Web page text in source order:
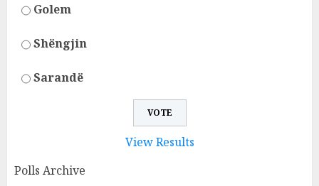
Golem
Shëngjin
Sarandë
View Results
Polls Archive